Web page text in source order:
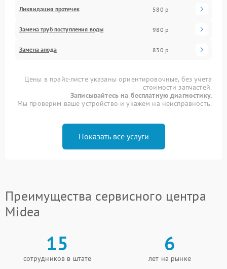
Ликвидация протечек 580 р
Замена труб поступления воды 980 р
Замена анода 830 р
Цены в прайс-листе указаны ориентировочные, без учета
стоимости запчастей.
Записывайтесь на бесплатную диагностику.
Мы проверим ваше устройство и укажем на неисправность.
Показать все услуги
Преимущества сервисного центра
Midea
15
сотрудников в штате
6
лет на рынке